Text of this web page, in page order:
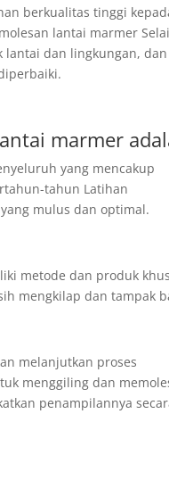
berkualitas tinggi
lantai marmer
lantai dan lingkungan, dan
marmer
yang mencakup
tahun Latihan
mulus dan optimal.
metode dan produk
mengkilap dan tampak
melanjutkan proses
menggiling dan
penampilannya